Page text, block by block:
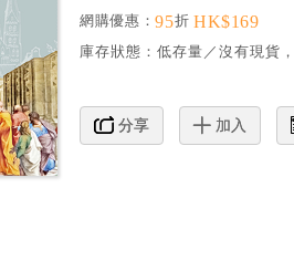
網購優惠：95折 HK$169
庫存狀態： 低存量／沒有現貨
分享 加入